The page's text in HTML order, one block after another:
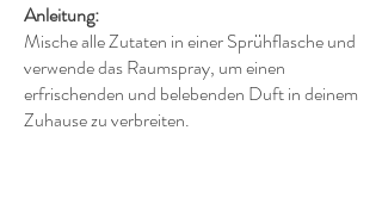
Anleitung:
Mische alle Zutaten in einer Sprühflasche und
verwende das Raumspray, um einen
erfrischenden und belebenden Duft in deinem
Zuhause zu verbreiten.